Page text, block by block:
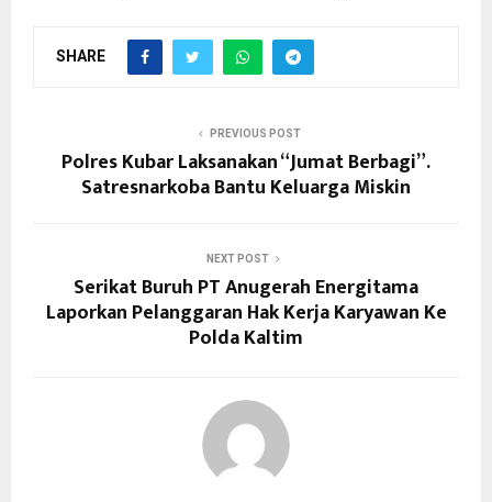
SHARE
PREVIOUS POST
Polres Kubar Laksanakan “Jumat Berbagi”.
Satresnarkoba Bantu Keluarga Miskin
NEXT POST
Serikat Buruh PT Anugerah Energitama
Laporkan Pelanggaran Hak Kerja Karyawan Ke
Polda Kaltim